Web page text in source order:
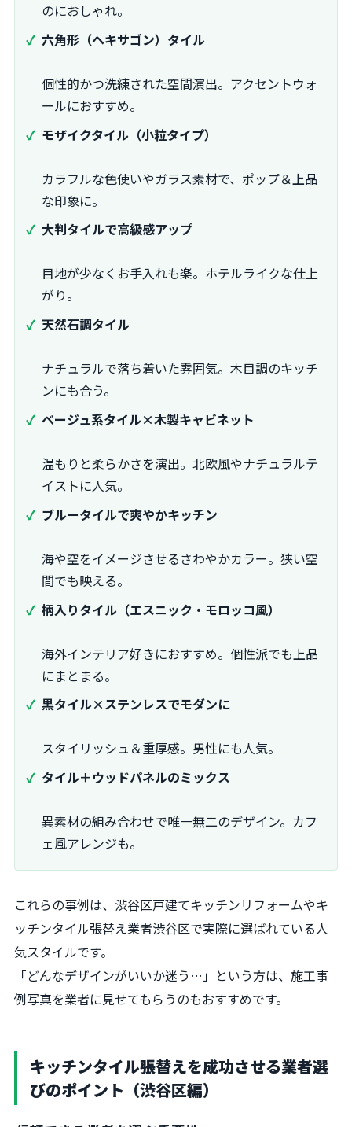
のにおしゃれ。
六角形（ヘキサゴン）タイル
個性的かつ洗練された空間演出。アクセントウォ
ールにおすすめ。
モザイクタイル（小粒タイプ）
カラフルな色使いやガラス素材で、ポップ＆上品
な印象に。
大判タイルで高級感アップ
目地が少なくお手入れも楽。ホテルライクな仕上
がり。
天然石調タイル
ナチュラルで落ち着いた雰囲気。木目調のキッチ
ンにも合う。
ベージュ系タイル×木製キャビネット
温もりと柔らかさを演出。北欧風やナチュラルテ
イストに人気。
ブルータイルで爽やかキッチン
海や空をイメージさせるさわやかカラー。狭い空
間でも映える。
柄入りタイル（エスニック・モロッコ風）
海外インテリア好きにおすすめ。個性派でも上品
にまとまる。
黒タイル×ステンレスでモダンに
スタイリッシュ＆重厚感。男性にも人気。
タイル＋ウッドパネルのミックス
異素材の組み合わせで唯一無二のデザイン。カフ
ェ風アレンジも。
これらの事例は、渋谷区戸建てキッチンリフォームやキ
ッチンタイル張替え業者渋谷区で実際に選ばれている人
気スタイルです。
「どんなデザインがいいか迷う…」という方は、施工事
例写真を業者に見せてもらうのもおすすめです。
キッチンタイル張替えを成功させる業者選
びのポイント（渋谷区編）